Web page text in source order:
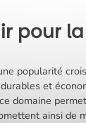
pour
popularité
et
domaine
ainsi de